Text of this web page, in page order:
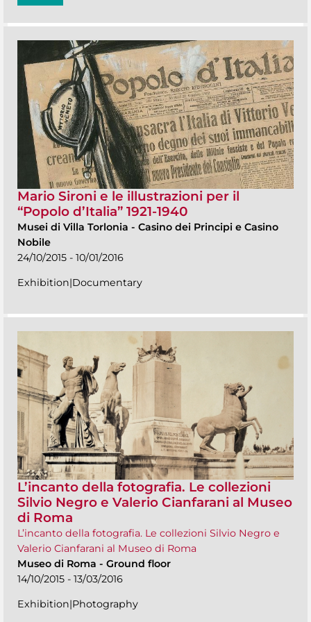
Mario Sironi e le illustrazioni per il
“Popolo d’Italia” 1921-1940
Musei di Villa Torlonia - Casino dei Principi e Casino
Nobile
24/10/2015 - 10/01/2016
Exhibition|Documentary
L’incanto della fotografia. Le collezioni
Silvio Negro e Valerio Cianfarani al Museo
di Roma
L’incanto della fotografia. Le collezioni Silvio Negro e
Valerio Cianfarani al Museo di Roma
Museo di Roma - Ground floor
14/10/2015 - 13/03/2016
Exhibition|Photography